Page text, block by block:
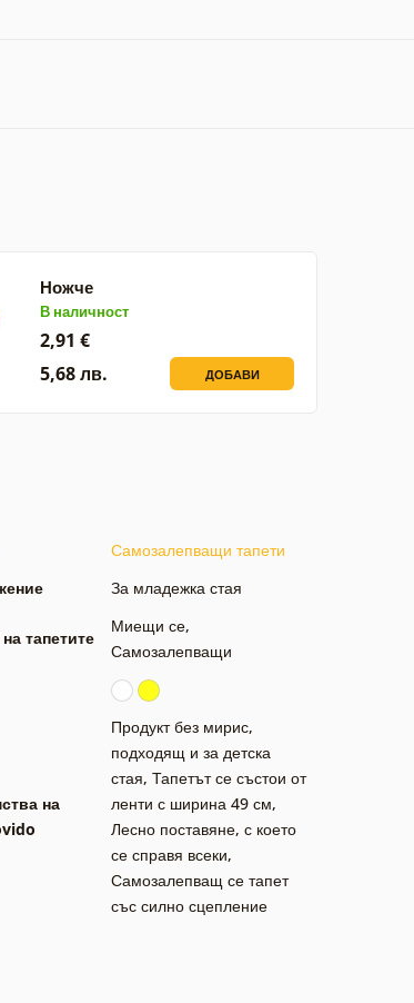
Ножче
В наличност
2,91 €
5,68 лв.
ДОБАВИ
Самозалепващи тапети
За младежка стая
тапетите
Миещи се,
Самозалепващи
на
Продукт без мирис,
подходящ и за детска
стая, Тапетът се състои от
ленти с ширина 49 см,
Лесно поставяне, с което
се справя всеки,
Самозалепващ се тапет
със силно сцепление